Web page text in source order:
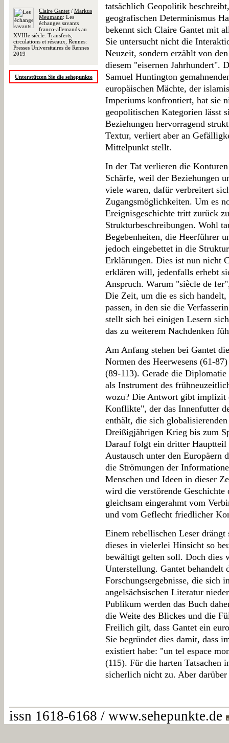
Claire Gantet / Markus
Meumann: Les
échanges savants
franco-allemands au
XVIIIe siècle. Transferts,
circulations et réseaux, Rennes:
Presses Universitaires de Rennes
2019
Unterstützen Sie die sehepunkte
tatsächlich Geopolitik
geografischen Determinismus
bekennt sich Claire Gantet mit
Sie untersucht nicht die
Neuzeit, sondern erzählt von
diesem "eisernen Jahrhundert".
Samuel Huntington
europäischen Mächte, der
Imperiums konfrontiert, hat sie
geopolitischen Kategorien lässt
Beziehungen hervorragend
Textur, verliert aber an
Mittelpunkt stellt.
In der Tat verlieren die
Schärfe, weil der Beziehungen
viele waren, dafür verbreitert
Zugangsmöglichkeiten. Um es
Ereignisgeschichte tritt zurück
Strukturbeschreibungen. Wohl
Begebenheiten, die Heerführer
jedoch eingebettet in die
Erklärungen. Dies ist nun nicht
erklären will, jedenfalls erhebt
Anspruch. Warum "siècle de
Die Zeit, um die es sich
passen, in den sie die
stellt sich bei einigen Lesern
das zu weiterem Nachdenken
Am Anfang stehen bei Gantet
Normen des Heerwesens (61-
(89-113). Gerade die
als Instrument des
wozu? Die Antwort gibt
Konflikte", der das Innenfutter
enthält, die sich
Dreißigjährigen Krieg bis zum
Darauf folgt ein dritter
Austausch unter den Europäern
die Strömungen der
Menschen und Ideen in dieser
wird die verstörende
gleichsam eingerahmt vom
und vom Geflecht friedlicher
Einem rebellischen Leser
dieses in vielerlei Hinsicht so
bewältigt gelten soll. Doch dies
Unterstellung. Gantet behandelt
Forschungsergebnisse, die sich
angelsächsischen Literatur
Publikum werden das Buch
die Weite des Blickes und die
Freilich gilt, dass Gantet ein
Sie begründet dies damit, dass
existiert habe: "un tel espace
(115). Für die harten
sicherlich nicht zu. Aber
issn 1618-6168 / www.sehepunkte.de